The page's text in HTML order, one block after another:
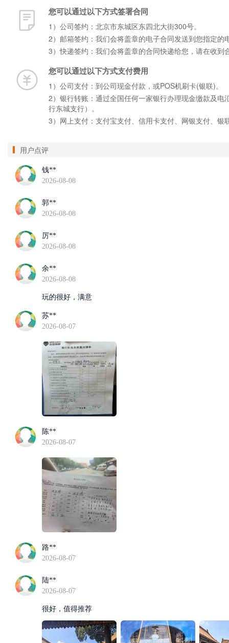
您可以通过以下方式签署合同
1）公司签约：北京市东城区东四北大街300号。
2）邮箱签约：我们会将盖章的电子合同发送到您指定
3）快递签约：我们会将盖章的合同快递给您，请在收
您可以通过以下方式支付费用
1）公司支付：到公司现金付款，或POS机刷卡(银联)。
2）银行转账：通过全国任何一家银行办理现金缴款及
行东城支行）。
3）网上支付：支付宝支付、信用卡支付、网银支付、银
用户点评
钱**
2026-08-08
郭**
2026-08-08
厉**
2026-08-08
余**
2026-08-08
玩的很好，满意
苏**
2026-08-07
陈**
2026-08-07
路**
2026-08-07
陆**
2026-08-07
很好，值得推荐